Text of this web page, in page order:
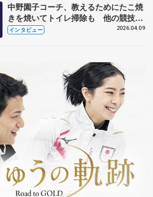
中野園子コーチ、教えるためにたこ焼
きを焼いてトイレ掃除も 他の競技に
も通用するという坂本花織の筋肉
インタビュー 2026.04.09